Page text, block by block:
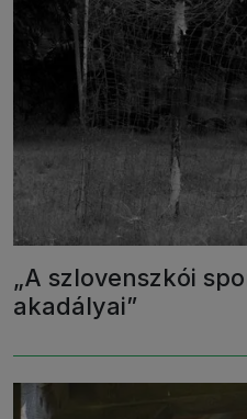
„A szlovenszkói
akadályai”